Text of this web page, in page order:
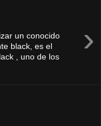
›
un conocido
black, es el
, uno de los